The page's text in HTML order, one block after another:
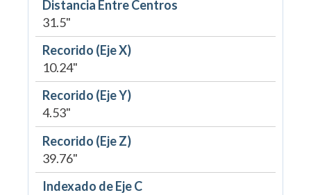
Distancia Entre Centros
31.5"
Recorido (Eje X)
10.24"
Recorido (Eje Y)
4.53"
Recorido (Eje Z)
39.76"
Indexado de Eje C